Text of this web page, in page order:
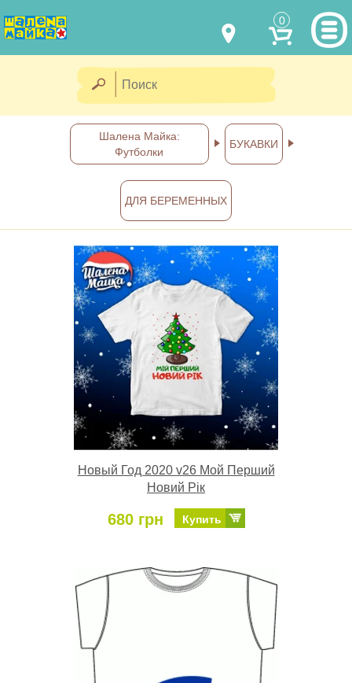
0
(067) 011 0404
shalena@mayka.dp.ua
г.Днепр, ул. Ярослава Мудрого, 68
Посмотреть на карте
Отправка по Украине каждый
день
НАШИ РАБОТЫ
КАК КУПИТЬ
КАК НАС НАЙТИ
ПОЛНАЯ ВЕРСИЯ САЙТА
Шалена Майка:
Футболки
БУКАВКИ
ДЛЯ БЕРЕМЕННЫХ
Новый Год 2020 v26 Мой Перший
Новий Рік
680 грн Купить